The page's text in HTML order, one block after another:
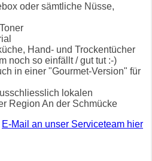
oder sämtliche Nüsse,
Hand- und Trockentücher
noch so einfällt / gut tut :-)
in einer "Gourmet-Version" für
lokalen
Region An der Schmücke
E-Mail an unser Serviceteam hier